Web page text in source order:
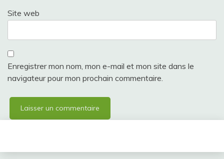
Site web
Enregistrer mon nom, mon e-mail et mon site dans le
navigateur pour mon prochain commentaire.